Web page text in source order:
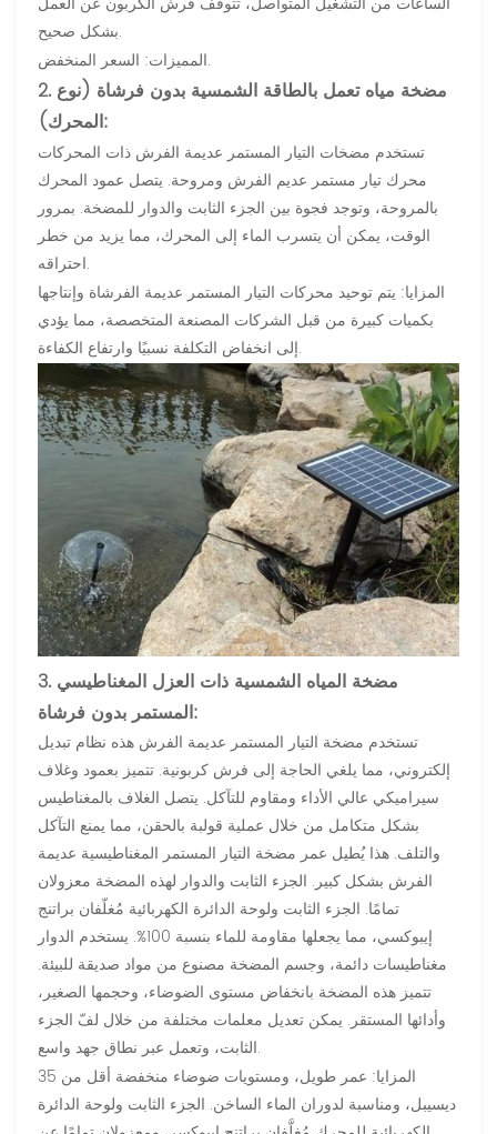
بشكل صحيح.
المميزات: السعر المنخفض.
2. مضخة مياه تعمل بالطاقة الشمسية بدون فرشاة (نوع
المحرك):
تستخدم مضخات التيار المستمر عديمة الفرش ذات المحركات
محرك تيار مستمر عديم الفرش ومروحة. يتصل عمود المحرك
بالمروحة، وتوجد فجوة بين الجزء الثابت والدوار للمضخة. بمرور
الوقت، يمكن أن يتسرب الماء إلى المحرك، مما يزيد من خطر
احتراقه.
المزايا: يتم توحيد محركات التيار المستمر عديمة الفرشاة وإنتاجها
بكميات كبيرة من قبل الشركات المصنعة المتخصصة، مما يؤدي
إلى انخفاض التكلفة نسبيًا وارتفاع الكفاءة.
3. مضخة المياه الشمسية ذات العزل المغناطيسي
المستمر بدون فرشاة:
تستخدم مضخة التيار المستمر عديمة الفرش هذه نظام تبديل
إلكتروني، مما يلغي الحاجة إلى فرش كربونية. تتميز بعمود وغلاف
سيراميكي عالي الأداء ومقاوم للتآكل. يتصل الغلاف بالمغناطيس
بشكل متكامل من خلال عملية قولبة بالحقن، مما يمنع التآكل
والتلف. هذا يُطيل عمر مضخة التيار المستمر المغناطيسية عديمة
الفرش بشكل كبير. الجزء الثابت والدوار لهذه المضخة معزولان
تمامًا. الجزء الثابت ولوحة الدائرة الكهربائية مُغلّفان براتنج
إيبوكسي، مما يجعلها مقاومة للماء بنسبة 100%. يستخدم الدوار
مغناطيسات دائمة، وجسم المضخة مصنوع من مواد صديقة للبيئة.
تتميز هذه المضخة بانخفاض مستوى الضوضاء، وحجمها الصغير،
وأدائها المستقر. يمكن تعديل معلمات مختلفة من خلال لفّ الجزء
الثابت، وتعمل عبر نطاق جهد واسع.
المزايا: عمر طويل، ومستويات ضوضاء منخفضة أقل من 35
ديسيبل، ومناسبة لدوران الماء الساخن. الجزء الثابت ولوحة الدائرة